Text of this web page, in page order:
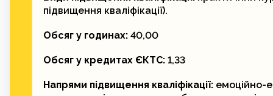
підвищення кваліфікації).
Обсяг у годинах: 40,00
Обсяг у кредитах ЄКТС: 1,33
Напрями підвищення кваліфікації: емоційно-